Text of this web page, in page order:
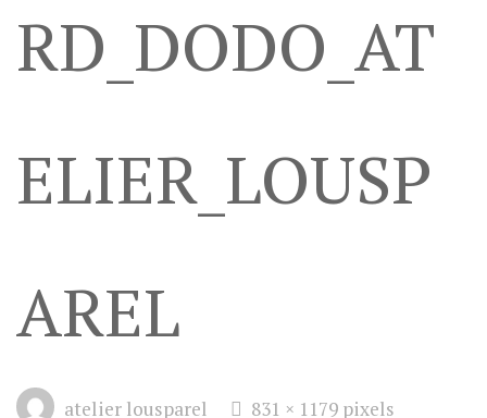
RD_DODO_AT
ELIER_LOUSP
AREL
atelier lousparel
Full831 × 1179 pixels